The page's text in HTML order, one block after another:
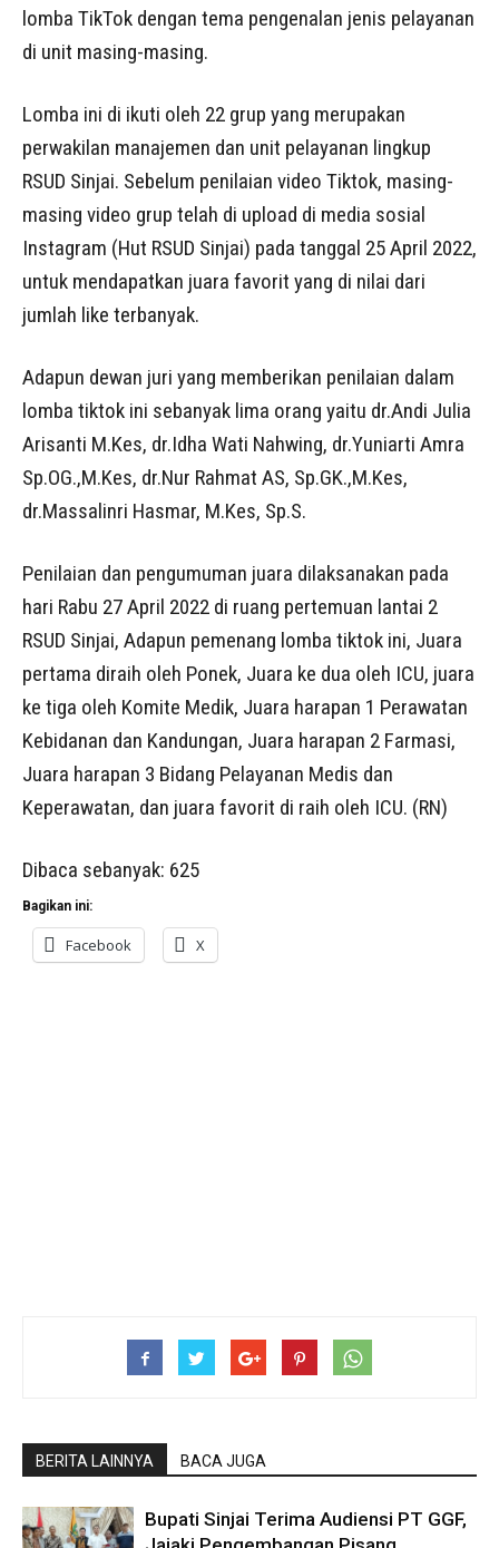
lomba TikTok dengan tema pengenalan jenis pelayanan
di unit masing-masing.
Lomba ini di ikuti oleh 22 grup yang merupakan
perwakilan manajemen dan unit pelayanan lingkup
RSUD Sinjai. Sebelum penilaian video Tiktok, masing-
masing video grup telah di upload di media sosial
Instagram (Hut RSUD Sinjai) pada tanggal 25 April 2022,
untuk mendapatkan juara favorit yang di nilai dari
jumlah like terbanyak.
Adapun dewan juri yang memberikan penilaian dalam
lomba tiktok ini sebanyak lima orang yaitu dr.Andi Julia
Arisanti M.Kes, dr.Idha Wati Nahwing, dr.Yuniarti Amra
Sp.OG.,M.Kes, dr.Nur Rahmat AS, Sp.GK.,M.Kes,
dr.Massalinri Hasmar, M.Kes, Sp.S.
Penilaian dan pengumuman juara dilaksanakan pada
hari Rabu 27 April 2022 di ruang pertemuan lantai 2
RSUD Sinjai, Adapun pemenang lomba tiktok ini, Juara
pertama diraih oleh Ponek, Juara ke dua oleh ICU, juara
ke tiga oleh Komite Medik, Juara harapan 1 Perawatan
Kebidanan dan Kandungan, Juara harapan 2 Farmasi,
Juara harapan 3 Bidang Pelayanan Medis dan
Keperawatan, dan juara favorit di raih oleh ICU. (RN)
Dibaca sebanyak: 625
Bagikan ini:
Facebook X
BERITA LAINNYA BACA JUGA
Bupati Sinjai Terima Audiensi PT GGF,